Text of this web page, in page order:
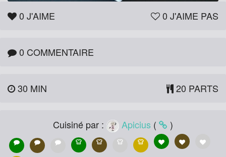
0 J'AIME 0 J'AIME PAS
0 COMMENTAIRE
30 MIN 20 PARTS
Cuisiné par : Apicius ( )